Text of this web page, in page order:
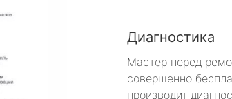
Диагностика
Мастер перед
совершенно
производит